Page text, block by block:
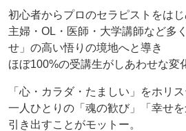
初心者からプロのセラピストをはじ
主婦・OL・医師・大学講師など多
せ」の高い悟りの境地へと導き
ほぼ100%の受講生がしあわせな変
「心・カラダ・たましい」をホリ
一人ひとりの「魂の歓び」「幸せを
引き出すことがモットー。